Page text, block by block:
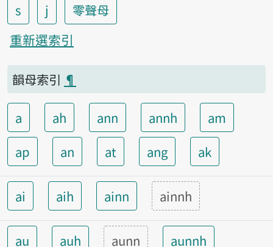
s
j
零聲母
重新選索引
韻母索引 ¶
a ah ann annh
am
ap
an at ang ak
ai aih ainn ainnh
au auh aunn aunnh